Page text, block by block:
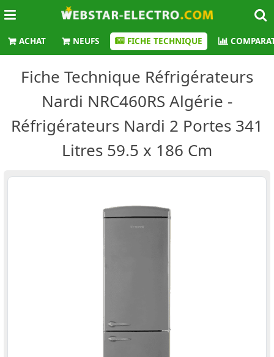
ACHAT NEUFS FICHE TECHNIQUE
Fiche Technique Réfrigérateurs
Nardi NRC460RS Algérie -
Réfrigérateurs Nardi 2 Portes 341
Litres 59.5 x 186 Cm